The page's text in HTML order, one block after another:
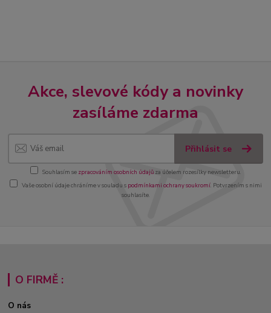
Akce, slevové kódy a novinky
zasíláme zdarma
Přihlásit se
Souhlasím se zpracováním osobních údajůza účelem rozesílky newsletteru.
Vaše osobní údaje chráníme v souladu s podmínkami ochrany soukromí. Potvrzením s nimi
souhlasíte.
O FIRMĚ :
O nás